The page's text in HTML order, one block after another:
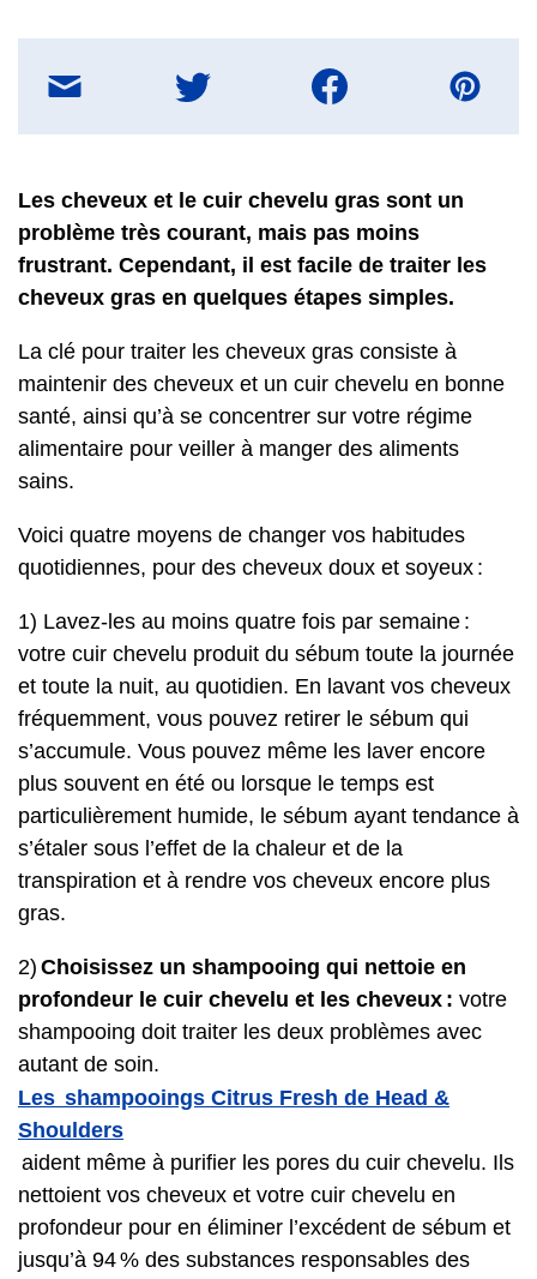
Les cheveux et le cuir chevelu gras sont un
problème très courant, mais pas moins
frustrant. Cependant, il est facile de traiter les
cheveux gras en quelques étapes simples.
La clé pour traiter les cheveux gras consiste à
maintenir des cheveux et un cuir chevelu en bonne
santé, ainsi qu’à se concentrer sur votre régime
alimentaire pour veiller à manger des aliments
sains.
Voici quatre moyens de changer vos habitudes
quotidiennes, pour des cheveux doux et soyeux :
1) Lavez-les au moins quatre fois par semaine :
votre cuir chevelu produit du sébum toute la journée
et toute la nuit, au quotidien. En lavant vos cheveux
fréquemment, vous pouvez retirer le sébum qui
s’accumule. Vous pouvez même les laver encore
plus souvent en été ou lorsque le temps est
particulièrement humide, le sébum ayant tendance à
s’étaler sous l’effet de la chaleur et de la
transpiration et à rendre vos cheveux encore plus
gras.
2)Choisissez un shampooing qui nettoie en
profondeur le cuir chevelu et les cheveux : votre
shampooing doit traiter les deux problèmes avec
autant de soin.
Les shampooings Citrus Fresh de Head &
Shoulders
aident même à purifier les pores du cuir chevelu. Ils
nettoient vos cheveux et votre cuir chevelu en
profondeur pour en éliminer l’excédent de sébum et
jusqu’à 94 % des substances responsables des